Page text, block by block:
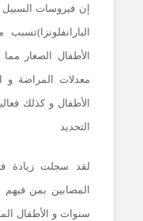
إن فيروسات السبيل
الأطفال الصغار
معدلات المراضة و
الأطفال و كذلك
التحديد
لقد سجلت زيادة
المصابين بمن
سنوات و الأطفال